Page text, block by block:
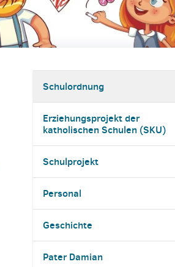
Schulordnung
Erziehungsprojekt der
katholischen Schulen (SKU)
Schulprojekt
Personal
Geschichte
Pater Damian